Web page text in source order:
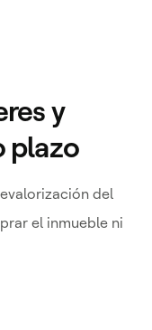
y
plazo
del
el inmueble ni